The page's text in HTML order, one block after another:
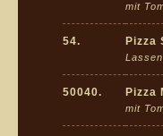
mit
54. Pizza
50040. Pizza
mit